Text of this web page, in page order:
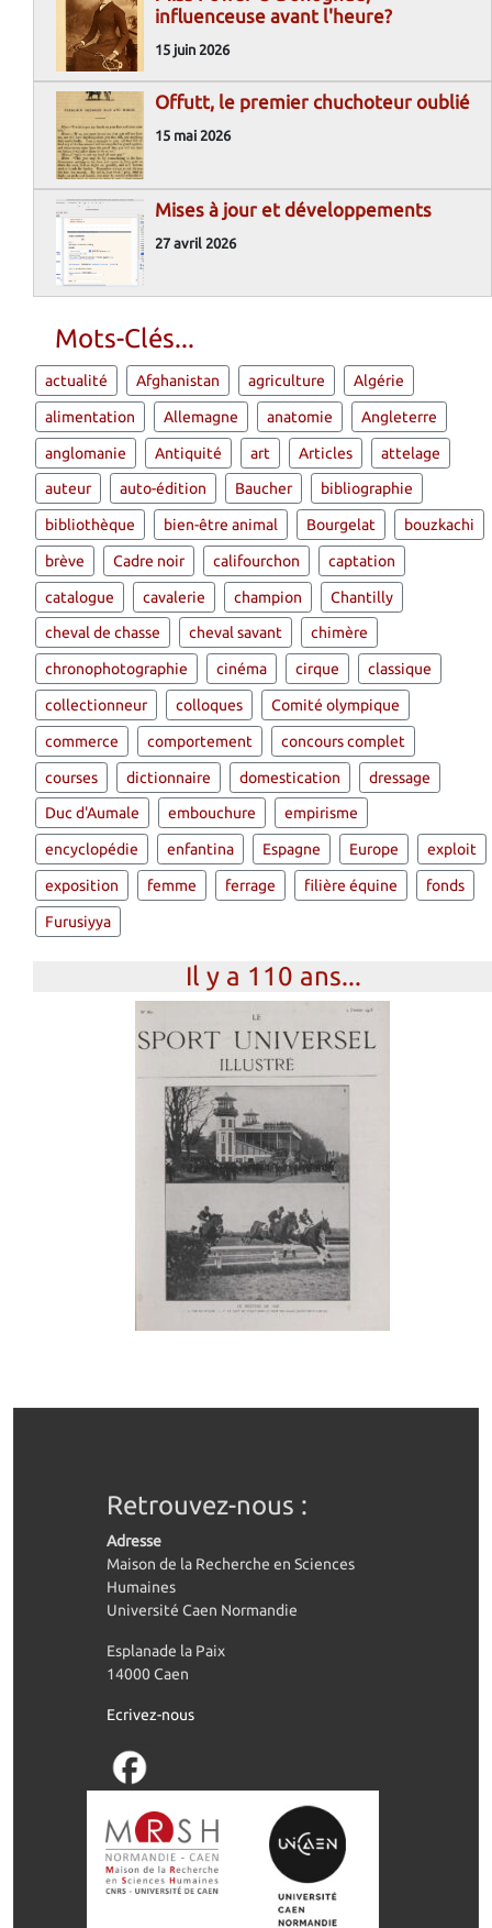
influenceuse avant l'heure?
15 juin 2026
Offutt, le premier chuchoteur oublié
15 mai 2026
Mises à jour et développements
27 avril 2026
Mots-Clés...
actualité Afghanistan agriculture Algérie
alimentation Allemagne anatomie Angleterre
anglomanie Antiquité art Articles attelage
auteur auto-édition Baucher bibliographie
bibliothèque bien-être animal Bourgelat bouzkachi
brève Cadre noir califourchon captation
catalogue cavalerie champion Chantilly
cheval de chasse cheval savant chimère
chronophotographie cinéma cirque classique
collectionneur colloques Comité olympique
commerce comportement concours complet
courses dictionnaire domestication dressage
Duc d'Aumale embouchure empirisme
encyclopédie enfantina Espagne Europe exploit
exposition femme ferrage filière équine fonds
Furusiyya
Il y a 110 ans...
Retrouvez-nous :
Adresse
Maison de la Recherche en Sciences
Humaines
Université Caen Normandie
Esplanade la Paix
14000 Caen
Ecrivez-nous